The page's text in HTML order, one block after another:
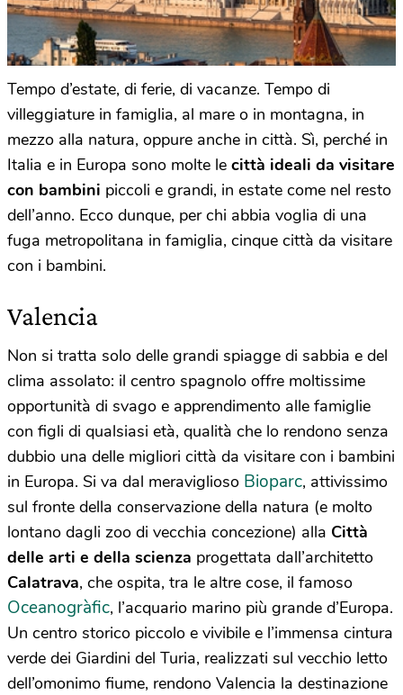
Tempo d’estate, di ferie, di vacanze. Tempo di
villeggiature in famiglia, al mare o in montagna, in
mezzo alla natura, oppure anche in città. Sì, perché in
Italia e in Europa sono molte le città ideali da visitare
con bambini piccoli e grandi, in estate come nel resto
dell’anno. Ecco dunque, per chi abbia voglia di una
fuga metropolitana in famiglia, cinque città da visitare
con i bambini.
Valencia
Non si tratta solo delle grandi spiagge di sabbia e del
clima assolato: il centro spagnolo offre moltissime
opportunità di svago e apprendimento alle famiglie
con figli di qualsiasi età, qualità che lo rendono senza
dubbio una delle migliori città da visitare con i bambini
in Europa. Si va dal meraviglioso Bioparc, attivissimo
sul fronte della conservazione della natura (e molto
lontano dagli zoo di vecchia concezione) alla Città
delle arti e della scienza progettata dall’architetto
Calatrava, che ospita, tra le altre cose, il famoso
Oceanogràfic, l’acquario marino più grande d’Europa.
Un centro storico piccolo e vivibile e l’immensa cintura
verde dei Giardini del Turia, realizzati sul vecchio letto
dell’omonimo fiume, rendono Valencia la destinazione